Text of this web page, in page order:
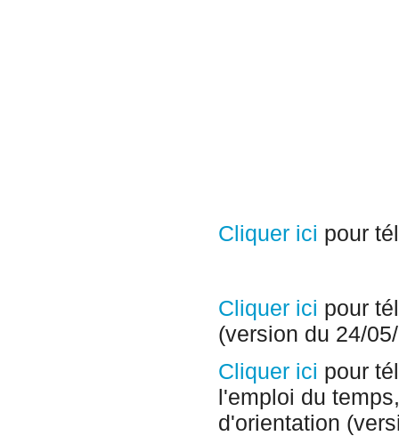
Cliquer ici pour
Cliquer ici pour
(version du 24/
Cliquer ici pour
l'emploi du
d'orientation